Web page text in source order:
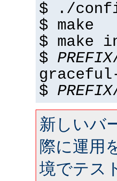
$ ./
$ make
$ make
$ PREFIX
$ PREFIX
新しいバ
際に運用
境でテス